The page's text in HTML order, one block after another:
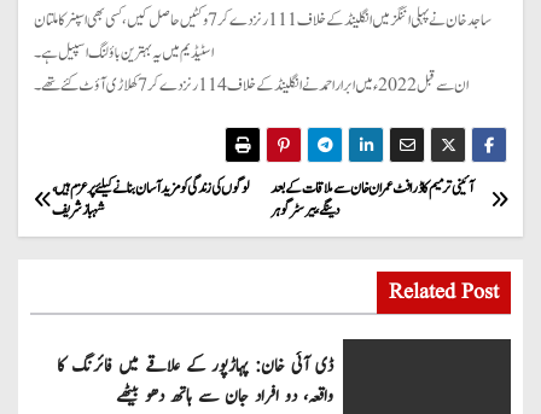
ساجد خان نے پہلی اننگز میں انگلینڈ کے خلاف 111 رنز دے کر 7 وکٹیں حاصل کیں، کسی بھی اسپنر کا ملتان
اسٹیڈیم میں یہ بہترین باؤلنگ اسپیل ہے۔
ان سے قبل 2022ء میں ابرار احمد نے انگلینڈ کے خلاف 114 رنز دے کر 7 کھلاڑی آؤٹ کئے تھے۔
P
o
s
t
لوگوں کی زندگی کو مزید آسان بنانے کیلئے پرعزم ہیں،
شہباز شریف
آئینی ترمیم کا ڈرافٹ عمران خان سے ملاقات کے بعد
دینگے ، بیرسٹر گوہر
Related Post
ڈی آئی خان: پہاڑپور کے علاقے میں فائرنگ کا
واقعہ، دو افراد جان سے ہاتھ دھو بیٹھے